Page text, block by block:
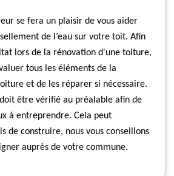
se fera un plaisir de vous aider
de l’eau sur votre toit. Afin
lors de la rénovation d'une toiture,
tous les éléments de la
et de les réparer si nécessaire.
être vérifié au préalable afin de
à entreprendre. Cela peut
de construire, nous vous conseillons
auprès de votre commune.